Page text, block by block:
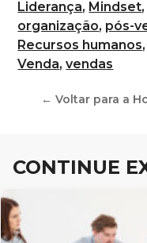
Liderança, Mindset,
organização, pós-
Recursos humanos,
Venda,vendas
← Voltar para a
CONTINUE